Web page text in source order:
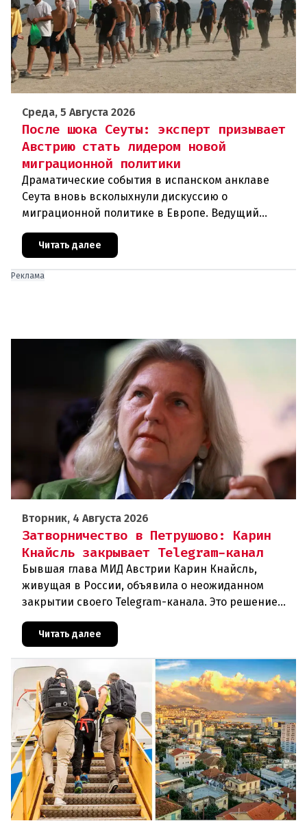
Среда, 5 Августа 2026
После шока Сеуты: эксперт призывает
Австрию стать лидером новой
миграционной политики
Драматические события в испанском анклаве
Сеута вновь всколыхнули дискуссию о
миграционной политике в Европе. Ведущий
эксперт по миграции Джеральд Кнаус, один из
архитекторов соглашения ЕС-Турция 2016
Читать далее
Реклама
Вторник, 4 Августа 2026
Затворничество в Петрушово: Карин
Кнайсль закрывает Telegram-канал
Бывшая глава МИД Австрии Карин Кнайсль,
живущая в России, объявила о неожиданном
закрытии своего Telegram-канала. Это решение
стало очередным эпизодом в череде
противоречивых заявлений и нарастающего
Читать далее